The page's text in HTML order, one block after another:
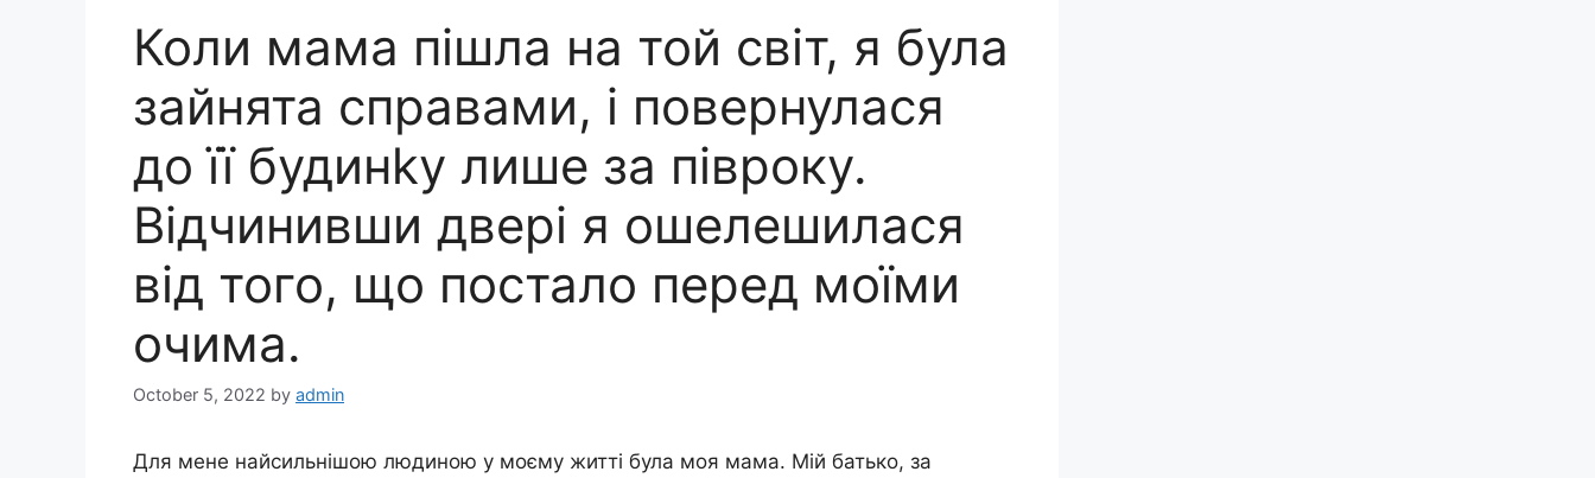
Коли мама пішла на той світ, я була
зайнята справами, і повернулася
до її будинkу лише за півроку.
Відчинивши двері я ошелешилася
від того, що постало перед моїми
очима.
October 5, 2022 by admin
Для мене найсильнішою людиною у моєму житті була моя мама. Мій батько, за